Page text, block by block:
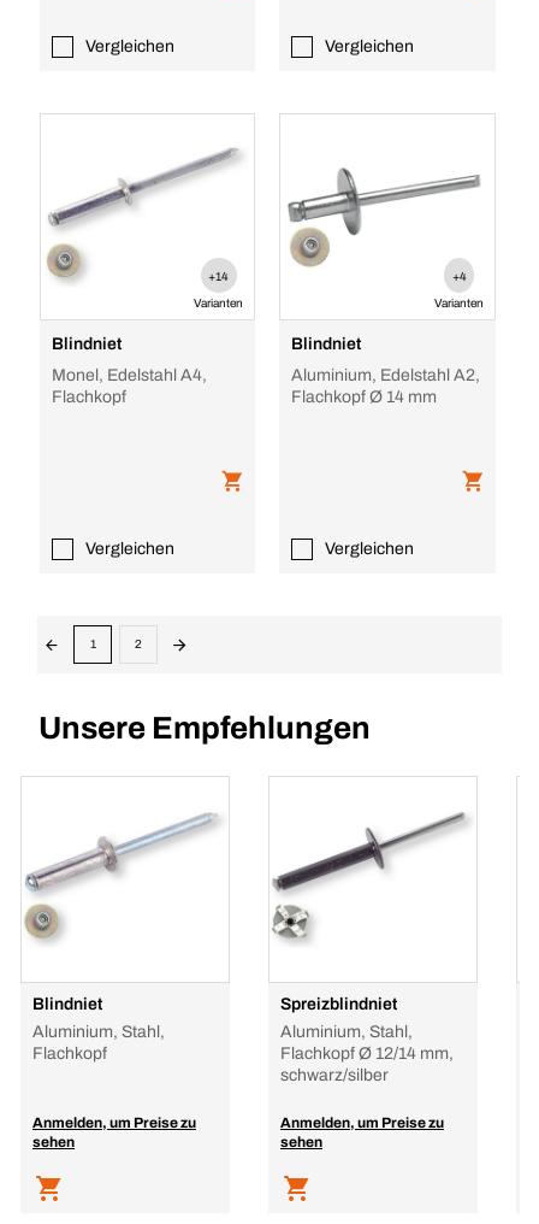
Vergleichen Vergleichen
+14
Varianten
Blindniet
Monel, Edelstahl A4,
Flachkopf
Vergleichen
+4
Varianten
Blindniet
Aluminium, Edelstahl A2,
Flachkopf Ø 14 mm
Vergleichen
1 2
Unsere Empfehlungen
Blindniet
Aluminium, Stahl,
Flachkopf
Anmelden, um Preise zu
sehen
Spreizblindniet
Aluminium, Stahl,
Flachkopf Ø 12/14 mm,
schwarz/silber
Anmelden, um Preise zu
sehen